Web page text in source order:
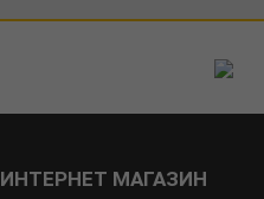
ИНТЕРНЕТ МАГАЗИН